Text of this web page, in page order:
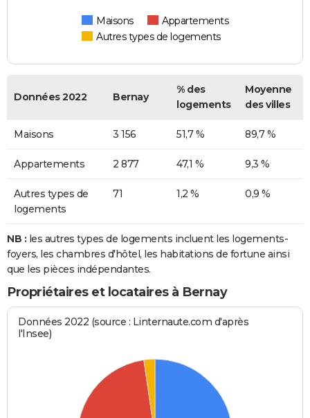
Maisons
Appartements
Autres types de logements
Données 2022 Bernay
% des
logements
Moyenne
des villes
Maisons 3 156 51,7 % 89,7 %
Appartements 2 877 47,1 % 9,3 %
Autres types de
logements
71 1,2 % 0,9 %
NB : les autres types de logements incluent les logements-
foyers, les chambres d'hôtel, les habitations de fortune ainsi
que les pièces indépendantes.
Propriétaires et locataires à Bernay
Données 2022 (source : Linternaute.com d'après
l'Insee)